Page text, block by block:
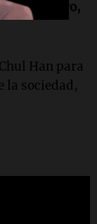
un libro,
Han para
la sociedad,